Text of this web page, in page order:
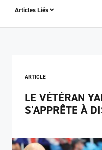
Articles Liés
ARTICLE
LE VÉTÉRAN
S’APPRÊTE À